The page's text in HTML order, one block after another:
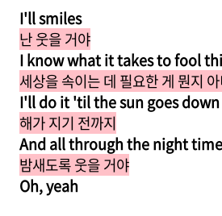
I'll smiles
난 웃을 거야
I know what it takes to fool
세상을 속이는 데 필요한 게 뭔지
I'll do it 'til the sun goes down
해가 지기 전까지
And all through the night time
밤새도록 웃을 거야
Oh, yeah